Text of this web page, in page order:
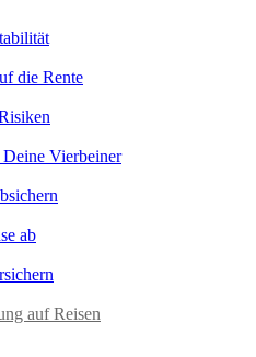
die Rente
Vierbeiner
ab
auf Reisen